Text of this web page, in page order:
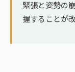
緊張と姿勢の
握することが